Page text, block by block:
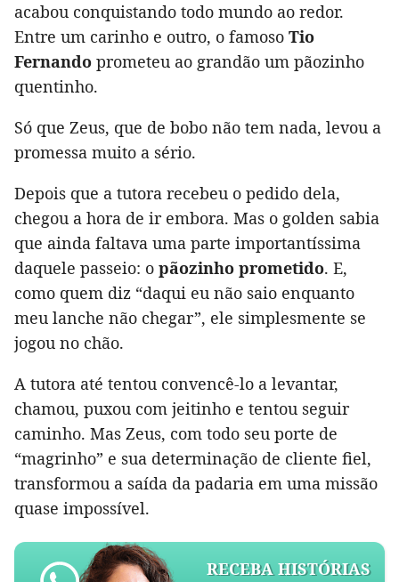
acabou conquistando todo mundo ao redor.
Entre um carinho e outro, o famoso Tio
Fernando prometeu ao grandão um pãozinho
quentinho.
Só que Zeus, que de bobo não tem nada, levou a
promessa muito a sério.
Depois que a tutora recebeu o pedido dela,
chegou a hora de ir embora. Mas o golden sabia
que ainda faltava uma parte importantíssima
daquele passeio: o pãozinho prometido. E,
como quem diz “daqui eu não saio enquanto
meu lanche não chegar”, ele simplesmente se
jogou no chão.
A tutora até tentou convencê-lo a levantar,
chamou, puxou com jeitinho e tentou seguir
caminho. Mas Zeus, com todo seu porte de
“magrinho” e sua determinação de cliente fiel,
transformou a saída da padaria em uma missão
quase impossível.
RECEBA HISTÓRIAS